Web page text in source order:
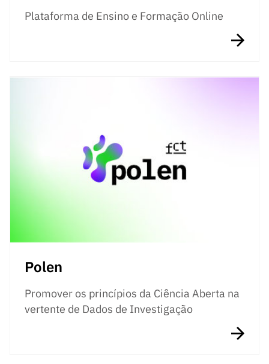
Plataforma de Ensino e Formação Online
Polen
Promover os princípios da Ciência Aberta na
vertente de Dados de Investigação